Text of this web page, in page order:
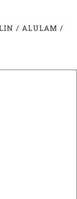
/ ALULAM /